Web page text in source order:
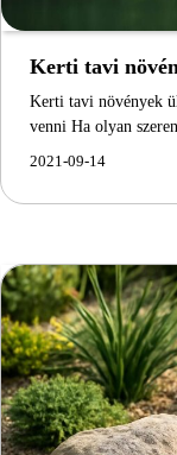
Kerti tavi
Kerti tavi növények
venni Ha olyan
2021-09-14